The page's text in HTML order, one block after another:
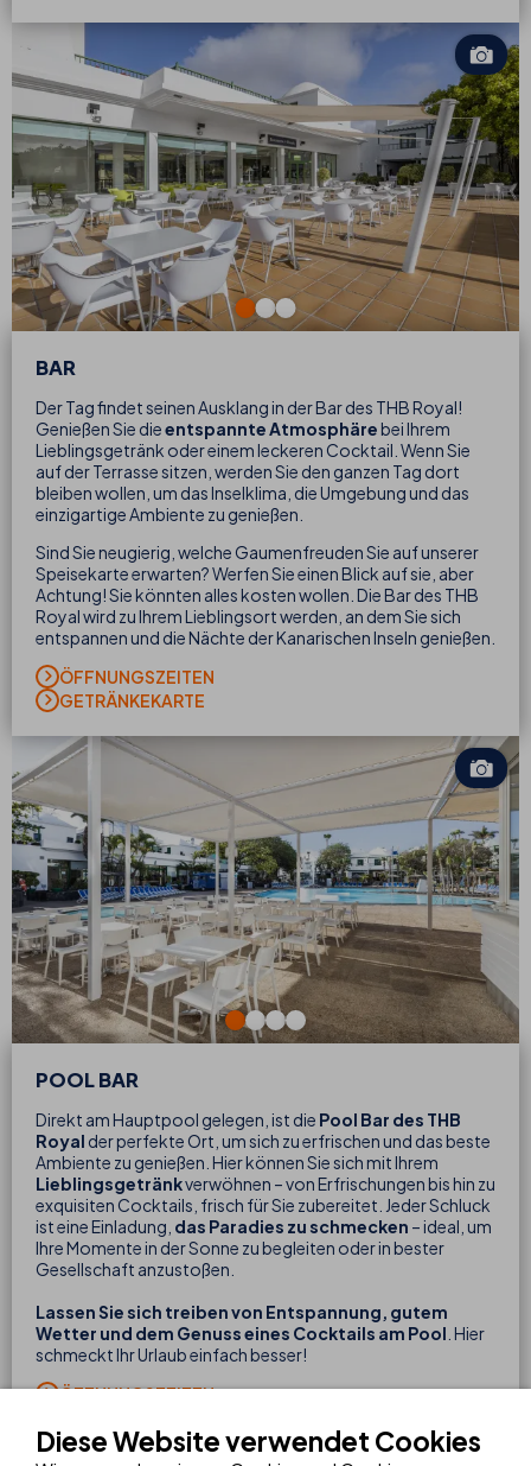
BAR
Der Tag findet seinen Ausklang in der Bar des THB Royal!
Genießen Sie dieentspannte Atmosphärebei Ihrem
Lieblingsgetränk oder einem leckeren Cocktail. Wenn Sie
auf der Terrasse sitzen, werden Sie den ganzen Tag dort
bleiben wollen, um das Inselklima, die Umgebung und das
einzigartige Ambiente zu genießen.
Sind Sie neugierig, welche Gaumenfreuden Sie auf unserer
Speisekarte erwarten? Werfen Sie einen Blick auf sie, aber
Achtung! Sie könnten alles kosten wollen. Die Bar des THB
Royal wird zu Ihrem Lieblingsort werden, an dem Sie sich
entspannen und die Nächte der Kanarischen Inseln genießen.
ÖFFNUNGSZEITEN
GETRÄNKEKARTE
POOL BAR
Direkt am Hauptpool gelegen, ist die Pool Bar des THB
Royal der perfekte Ort, um sich zu erfrischen und das beste
Ambiente zu genießen. Hier können Sie sich mit Ihrem
Lieblingsgetränkverwöhnen – von Erfrischungen bis hin zu
exquisiten Cocktails, frisch für Sie zubereitet. Jeder Schluck
ist eine Einladung, das Paradies zu schmecken – ideal, um
Ihre Momente in der Sonne zu begleiten oder in bester
Gesellschaft anzustoßen.
Lassen Sie sich treiben von Entspannung, gutem
Wetter und dem Genuss eines Cocktails am Pool . Hier
schmeckt Ihr Urlaub einfach besser!
ÖFFNUNGSZEITEN
Diese Website verwendet Cookies